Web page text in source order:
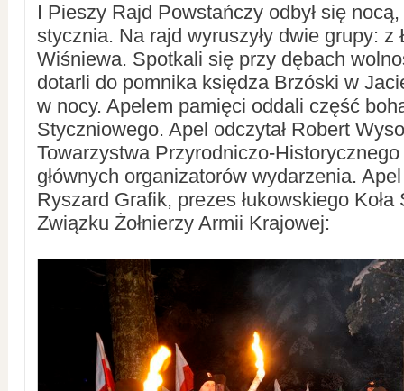
I Pieszy Rajd Powstańczy odbył się
stycznia. Na rajd wyruszyły dwie grupy: z
Wiśniewa. Spotkali się przy dębach
dotarli do pomnika księdza Brzóski w
w nocy. Apelem pamięci oddali część
Styczniowego. Apel odczytał Robert
Towarzystwa Przyrodniczo-
głównych organizatorów wydarzenia.
Ryszard Grafik, prezes łukowskiego Koła
Związku Żołnierzy Armii Krajowej: